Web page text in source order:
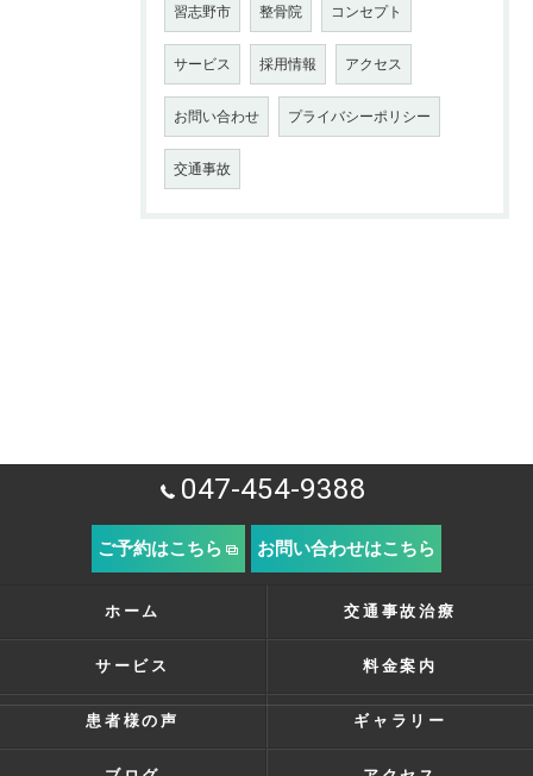
習志野市 整骨院 コンセプト
サービス 採用情報 アクセス
お問い合わせ プライバシーポリシー
交通事故
047-454-9388
ご予約はこちら お問い合わせはこちら
ホーム 交通事故治療
サービス 料金案内
患者様の声 ギャラリー